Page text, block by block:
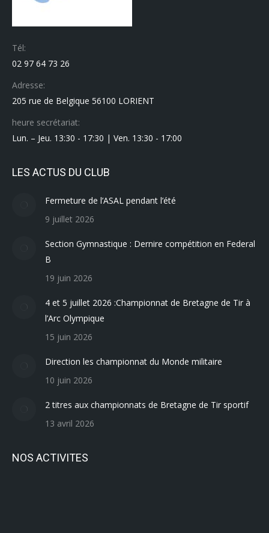
Tél:
02 97 64 73 26
Adresse:
205 rue de Belgique 56100 LORIENT
heure secrétariat:
Lun. – Jeu. 13:30 - 17:30 | Ven. 13:30 - 17:00
LES ACTUS DU CLUB
Fermeture de l’ASAL pendant l’été
9 juillet 2026
Section Gymnastique : Dernire compétition en Federal
B
19 juin 2026
4 et 5 juillet 2026 :Championnat de Bretagne de Tir à
l’Arc Olympique
15 juin 2026
Direction les championnat du Monde militaire
10 juin 2026
2 titres aux championnats de Bretagne de Tir sportif
13 avril 2026
NOS ACTIVITES